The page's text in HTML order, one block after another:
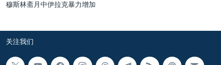
穆斯林斋月中伊拉克暴力增加
关注我们